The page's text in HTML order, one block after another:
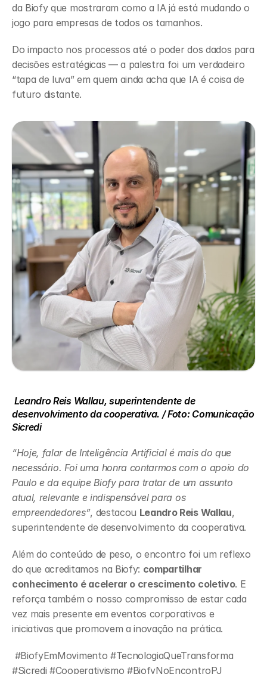
da Biofy que mostraram como a IA já está mudando o
jogo para empresas de todos os tamanhos.
Do impacto nos processos até o poder dos dados para
decisões estratégicas — a palestra foi um verdadeiro
“tapa de luva” em quem ainda acha que IA é coisa de
futuro distante.
desenvolvimento da cooperativa. / Foto: Comunicação
Sicredi
“Hoje, falar de Inteligência Artificial é mais do que
necessário. Foi uma honra contarmos com o apoio do
Paulo e da equipe Biofy para tratar de um assunto
atual, relevante e indispensável para os
empreendedores”, destacou Leandro Reis Wallau,
superintendente de desenvolvimento da cooperativa.
Além do conteúdo de peso, o encontro foi um reflexo
do que acreditamos na Biofy: compartilhar
conhecimento é acelerar o crescimento coletivo. E
reforça também o nosso compromisso de estar cada
vez mais presente em eventos corporativos e
iniciativas que promovem a inovação na prática.
#Sicredi #Cooperativismo #BiofyNoEncontroPJ